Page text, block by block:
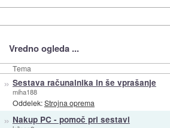
Vredno ogleda ...
Tema
» Sestava računalnika in še vprašanje
miha188
Oddelek:Strojna oprema
» Nakup PC - pomoč pri sestavi